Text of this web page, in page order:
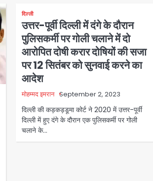
दिल्ली
उत्तर-पूर्वी दिल्ली में दंगे के दौरान
पुलिसकर्मी पर गोली चलाने में दो
आरोपित दोषी करार दोषियों की सजा
पर 12 सितंबर को सुनवाई करने का
आदेश
मोहम्मद इमरान September 2, 2023
दिल्ली की कड़कड़डूमा कोर्ट ने 2020 में उत्तर-पूर्वी
दिल्ली में हुए दंगे के दौरान एक पुलिसकर्मी पर गोली
चलाने के…